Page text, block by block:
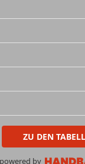
ZU DEN
powered by